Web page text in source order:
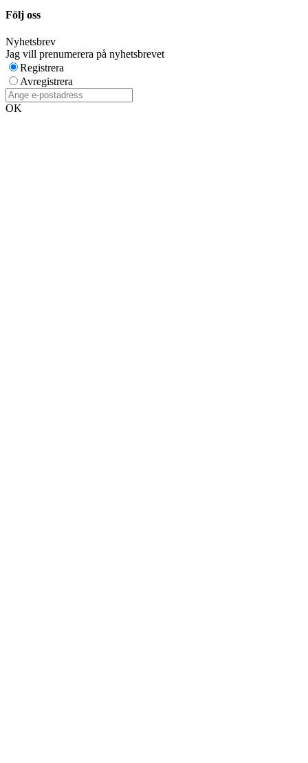
Följ oss
Nyhetsbrev
Jag vill prenumerera på nyhetsbrevet
Registrera
Avregistrera
OK